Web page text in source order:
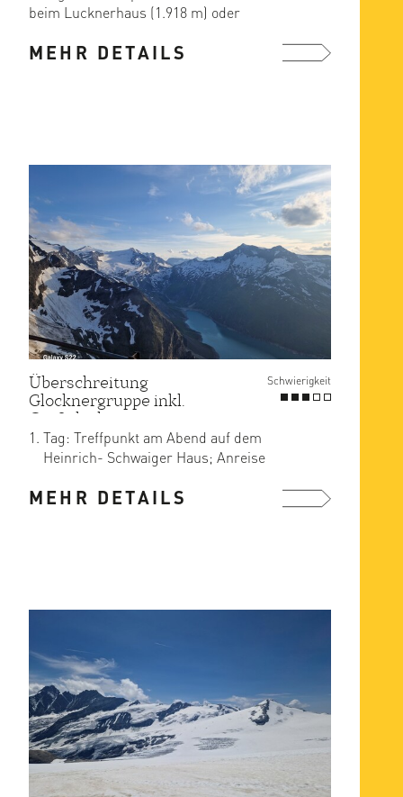
beim Lucknerhaus (1.918 m) oder
MEHR DETAILS
Überschreitung
Glocknergruppe inkl.
Großglockner
Schwierigkeit
Tag: Treffpunkt am Abend auf dem
Heinrich- Schwaiger Haus; Anreise
MEHR DETAILS